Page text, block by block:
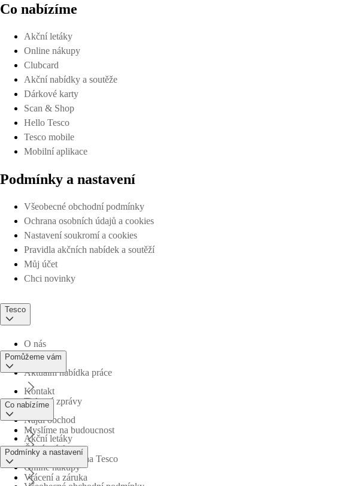
Co nabízíme
Akční letáky
Online nákupy
Clubcard
Akční nabídky a soutěže
Dárkové karty
Scan & Shop
Hello Tesco
Tesco mobile
Mobilní aplikace
Podmínky a nastavení
Všeobecné obchodní podmínky
Ochrana osobních údajů a cookies
Nastavení soukromí a cookies
Pravidla akčních nabídek a soutěží
Můj účet
Chci novinky
Tesco
O nás
Aktuální nabídka práce
Tiskové zprávy
Myslíme na budoucnost
Obchodní skupina Tesco
Pomůžeme vám
Kontakt
Najdi obchod
Časté otázky
Vrácení a záruka
Co nabízíme
Akční letáky
Online nákupy
Podmínky a nastavení